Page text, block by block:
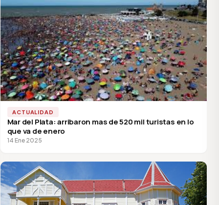
ACTUALIDAD
Mar del Plata: arribaron mas de 520 mil turistas en lo
que va de enero
14 Ene 2025